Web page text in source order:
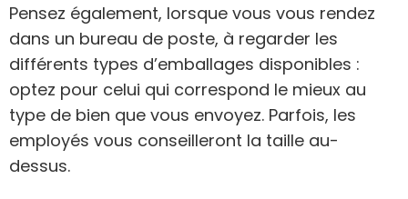
Pensez également, lorsque vous vous rendez
dans un bureau de poste, à regarder les
différents types d’emballages disponibles :
optez pour celui qui correspond le mieux au
type de bien que vous envoyez. Parfois, les
employés vous conseilleront la taille au-
dessus.